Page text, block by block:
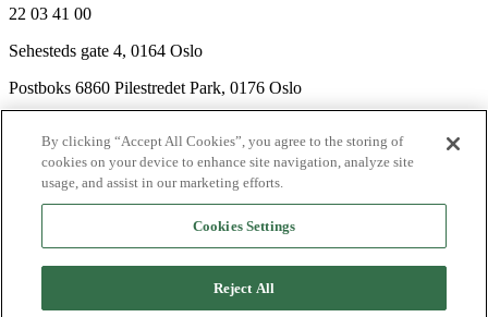
22 03 41 00
Sehesteds gate 4, 0164 Oslo
Postboks 6860 Pilestredet Park, 0176 Oslo
Nyhetsbrev
Ledige stillinger
Send inn manus
By clicking “Accept All Cookies”, you agree to the storing of
cookies on your device to enhance site navigation, analyze site
usage, and assist in our marketing efforts.
Cookies Settings
Reject All